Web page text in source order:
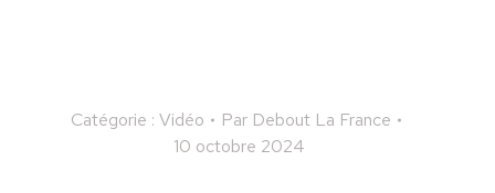
Catégorie : Vidéo Par Debout La France
10 octobre 2024